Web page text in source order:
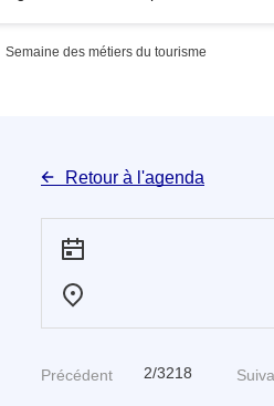
Semaine des métiers du tourisme
Retour à l'agenda
Précédent 2/3218